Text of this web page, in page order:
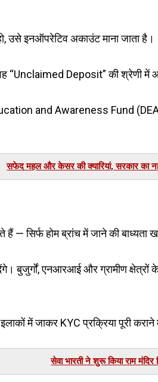
उसे इनऑपरेटिव अकाउंट माना जाता है।
“Unclaimed Deposit” की श्रेणी में
and Awareness Fund
सफेद महल और केसर की क्यारियां, सरकार का
सिर्फ होम ब्रांच में जाने की बाध्यता
बुजुर्गों, एनआरआई और ग्रामीण क्षेत्रों
में जाकर KYC प्रक्रिया पूरी
सेवा भारती ने शुरू किया राम मंदिर